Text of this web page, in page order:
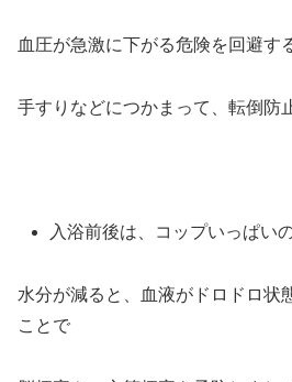
血圧が急激に下がる危険を回避す
手すりなどにつかまって、転倒防
入浴前後は、コップいっぱい
水分が減ると、血液がドロドロ状
ことで